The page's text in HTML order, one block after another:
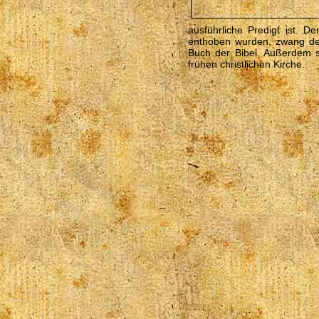
ausführliche Predigt ist.
enthoben wurden, zwang
Buch der Bibel. Außerdem
frühen christlichen Kirche.